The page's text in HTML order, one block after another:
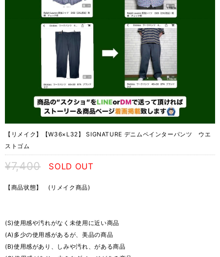
【リメイク】【W36×L32】 SIGNATURE デニムペインターパンツ ウエ
ストゴム
¥7,400 SOLD OUT
【商品状態】 (リメイク商品)
(S)使用感や汚れがなく未使用に近い商品
(A)多少の使用感があるが、美品の商品
(B)使用感があり、しみや汚れ、がある商品